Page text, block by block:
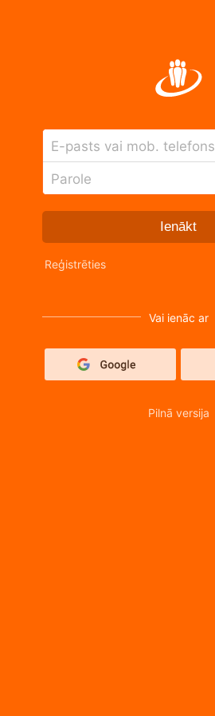
E-pasts vai mob. telefons
Parole
Ienākt
Reģistrēties
Vai ienāc ar
Pilnā versija